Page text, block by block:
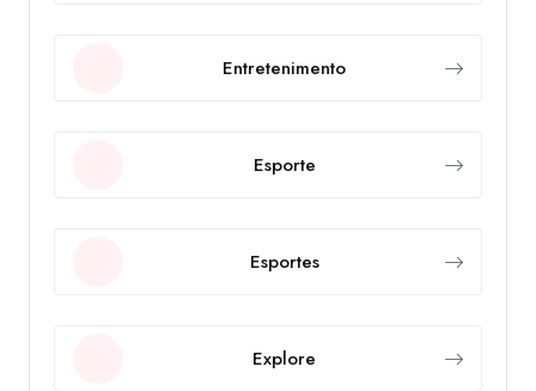
Entretenimento
Esporte
Esportes
Explore